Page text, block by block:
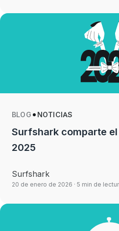
BLOG NOTICIAS
Surfshark comparte
2025
Surfshark
20 de enero de 2026 · 5 min de